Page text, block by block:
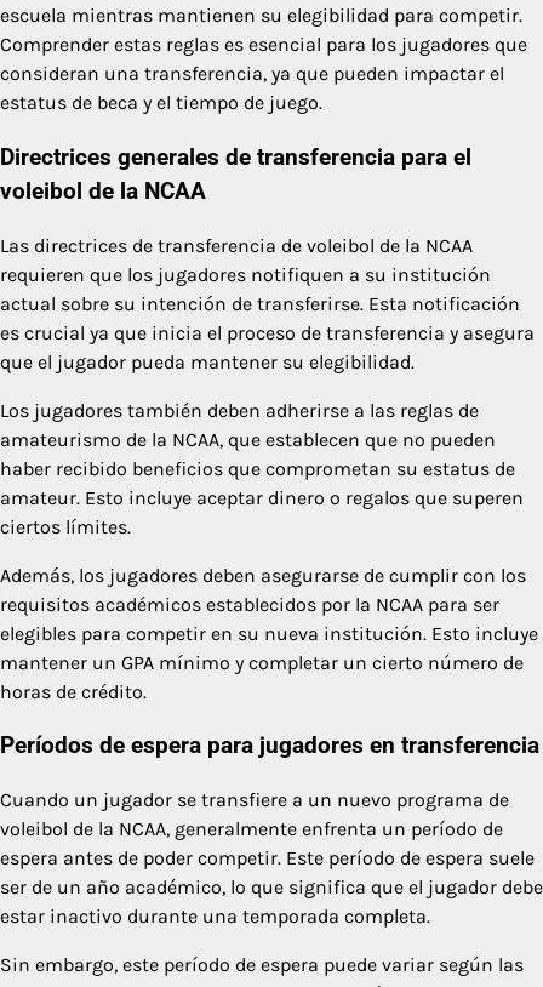
escuela mientras mantienen su elegibilidad para competir.
Comprender estas reglas es esencial para los jugadores que
consideran una transferencia, ya que pueden impactar el
estatus de beca y el tiempo de juego.
Directrices generales de transferencia para el
voleibol de la NCAA
Las directrices de transferencia de voleibol de la NCAA
requieren que los jugadores notifiquen a su institución
actual sobre su intención de transferirse. Esta notificación
es crucial ya que inicia el proceso de transferencia y asegura
que el jugador pueda mantener su elegibilidad.
Los jugadores también deben adherirse a las reglas de
amateurismo de la NCAA, que establecen que no pueden
haber recibido beneficios que comprometan su estatus de
amateur. Esto incluye aceptar dinero o regalos que superen
ciertos límites.
Además, los jugadores deben asegurarse de cumplir con los
requisitos académicos establecidos por la NCAA para ser
elegibles para competir en su nueva institución. Esto incluye
mantener un GPA mínimo y completar un cierto número de
horas de crédito.
Períodos de espera para jugadores en transferencia
Cuando un jugador se transfiere a un nuevo programa de
voleibol de la NCAA, generalmente enfrenta un período de
espera antes de poder competir. Este período de espera suele
ser de un año académico, lo que significa que el jugador debe
estar inactivo durante una temporada completa.
Sin embargo, este período de espera puede variar según las